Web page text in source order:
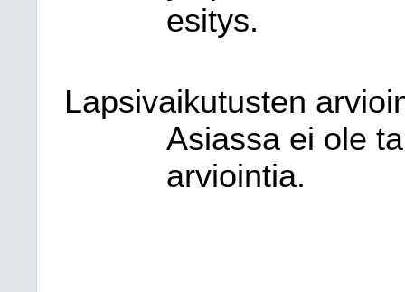
esitys.
Lapsivaikutusten
Asiassa ei ole
arviointia.